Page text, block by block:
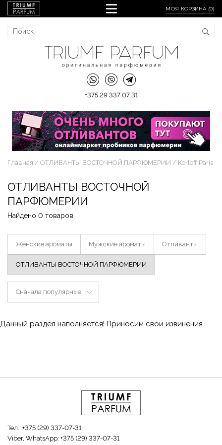
МОЯ КОРЗИНА (0)
+375 29 337 07 31
Главная ОТЛИВАНТЫ ВОСТОЧНОЙ ПАРФЮМЕРИИ Korloff Paris
ОТЛИВАНТЫ ВОСТОЧНОЙ
ПАРФЮМЕРИИ
Найдено 0 товаров
Женские ароматы Мужские ароматы Отливанты
ОТЛИВАНТЫ ВОСТОЧНОЙ ПАРФЮМЕРИИ
Сначала популярные
Данный раздел наполняется! Приносим свои извинения.
Тел.: +375 (29) 337-07-31
Viber, WhatsApp: +375 (29) 337-07-31